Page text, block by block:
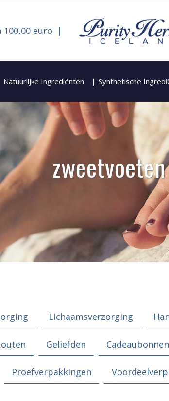
euro
Natuurlijke Ingrediënten Synthetische
zweetvoeten
Lichaamsverzorging
Geliefden Cadeaubonnen
Proefverpakkingen